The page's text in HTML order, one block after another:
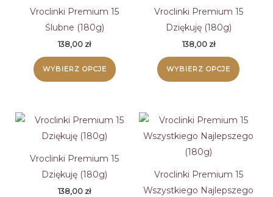
Vroclinki Premium 15
Ślubne (180g)
138,00 zł
WYBIERZ OPCJE
Vroclinki Premium 15
Dziękuję (180g)
138,00 zł
WYBIERZ OPCJE
Vroclinki Premium 15
Dziękuję (180g)
138,00 zł
Vroclinki Premium 15
Wszystkiego Najlepszego